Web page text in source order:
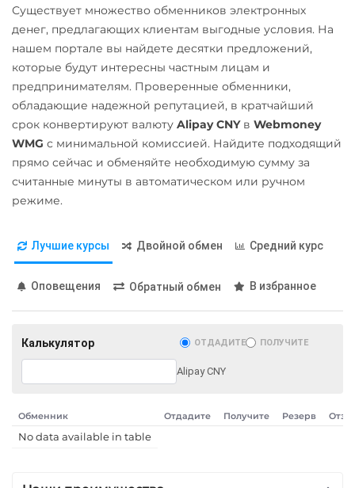
Polygon
ARB
OP
BASE
Utopia USD (UUSD)
VeChain (VET)
Zcash (ZEC)
Газпромбанк RUB
Евразийский Банк KZT
ЕРИП Расчет BYN
Карта Unionpay CNY
Карта UZCARD UZS
Карта МИР RUB
Любой банк
GEL
МТС Банк RUB
Почта Банк RUB
Существует множество обменников электронных
денег, предлагающих клиентам выгодные условия. На
нашем портале вы найдете десятки предложений,
которые будут интересны частным лицам и
предпринимателям. Проверенные обменники,
обладающие надежной репутацией, в кратчайший
срок конвертируют валюту Alipay CNYв Webmoney
WMG с минимальной комиссией. Найдите подходящий
прямо сейчас и обменяйте необходимую сумму за
считанные минуты в автоматическом или ручном
режиме.
Лучшие курсы Двойной обмен Средний курс
Оповещения Обратный обмен В избранное
Калькулятор ОТДАДИТЕ ПОЛУЧИТЕ
Alipay CNY
Обменник Отдадите Получите Резерв
No data available in table